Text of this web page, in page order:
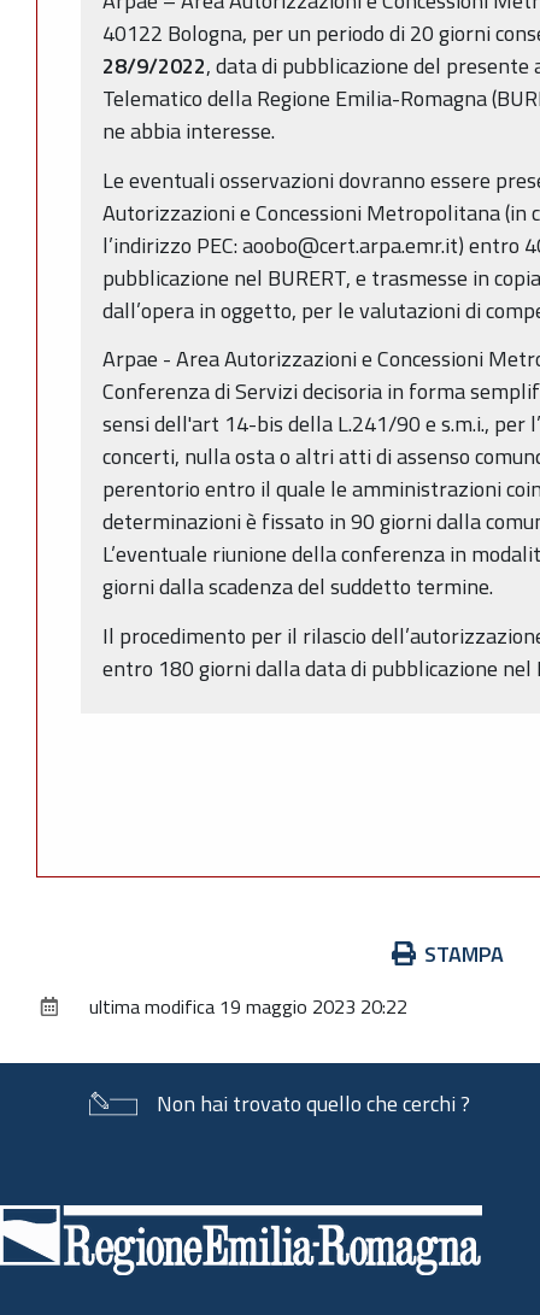
40122 Bologna, per un periodo di 20 giorni
28/9/2022, data di pubblicazione del
Telematico della Regione Emilia-Romagna
ne abbia interesse.
Le eventuali osservazioni dovranno essere
Autorizzazioni e Concessioni Metropolitana (in
l’indirizzo PEC: aoobo@cert.arpa.emr.it) entro
pubblicazione nel BURERT, e trasmesse in
dall’opera in oggetto, per le valutazioni di
Arpae - Area Autorizzazioni e Concessioni
Conferenza di Servizi decisoria in forma
sensi dell'art 14-bis della L.241/90 e s.m.i., per
concerti, nulla osta o altri atti di assenso
perentorio entro il quale le amministrazioni
determinazioni è fissato in 90 giorni dalla
L’eventuale riunione della conferenza in
giorni dalla scadenza del suddetto termine.
Il procedimento per il rilascio
entro 180 giorni dalla data di pubblicazione nel
documento
STAMPA
ultima modifica 19 maggio 2023 20:22
Non hai trovato quello che cerchi ?
di
pagina